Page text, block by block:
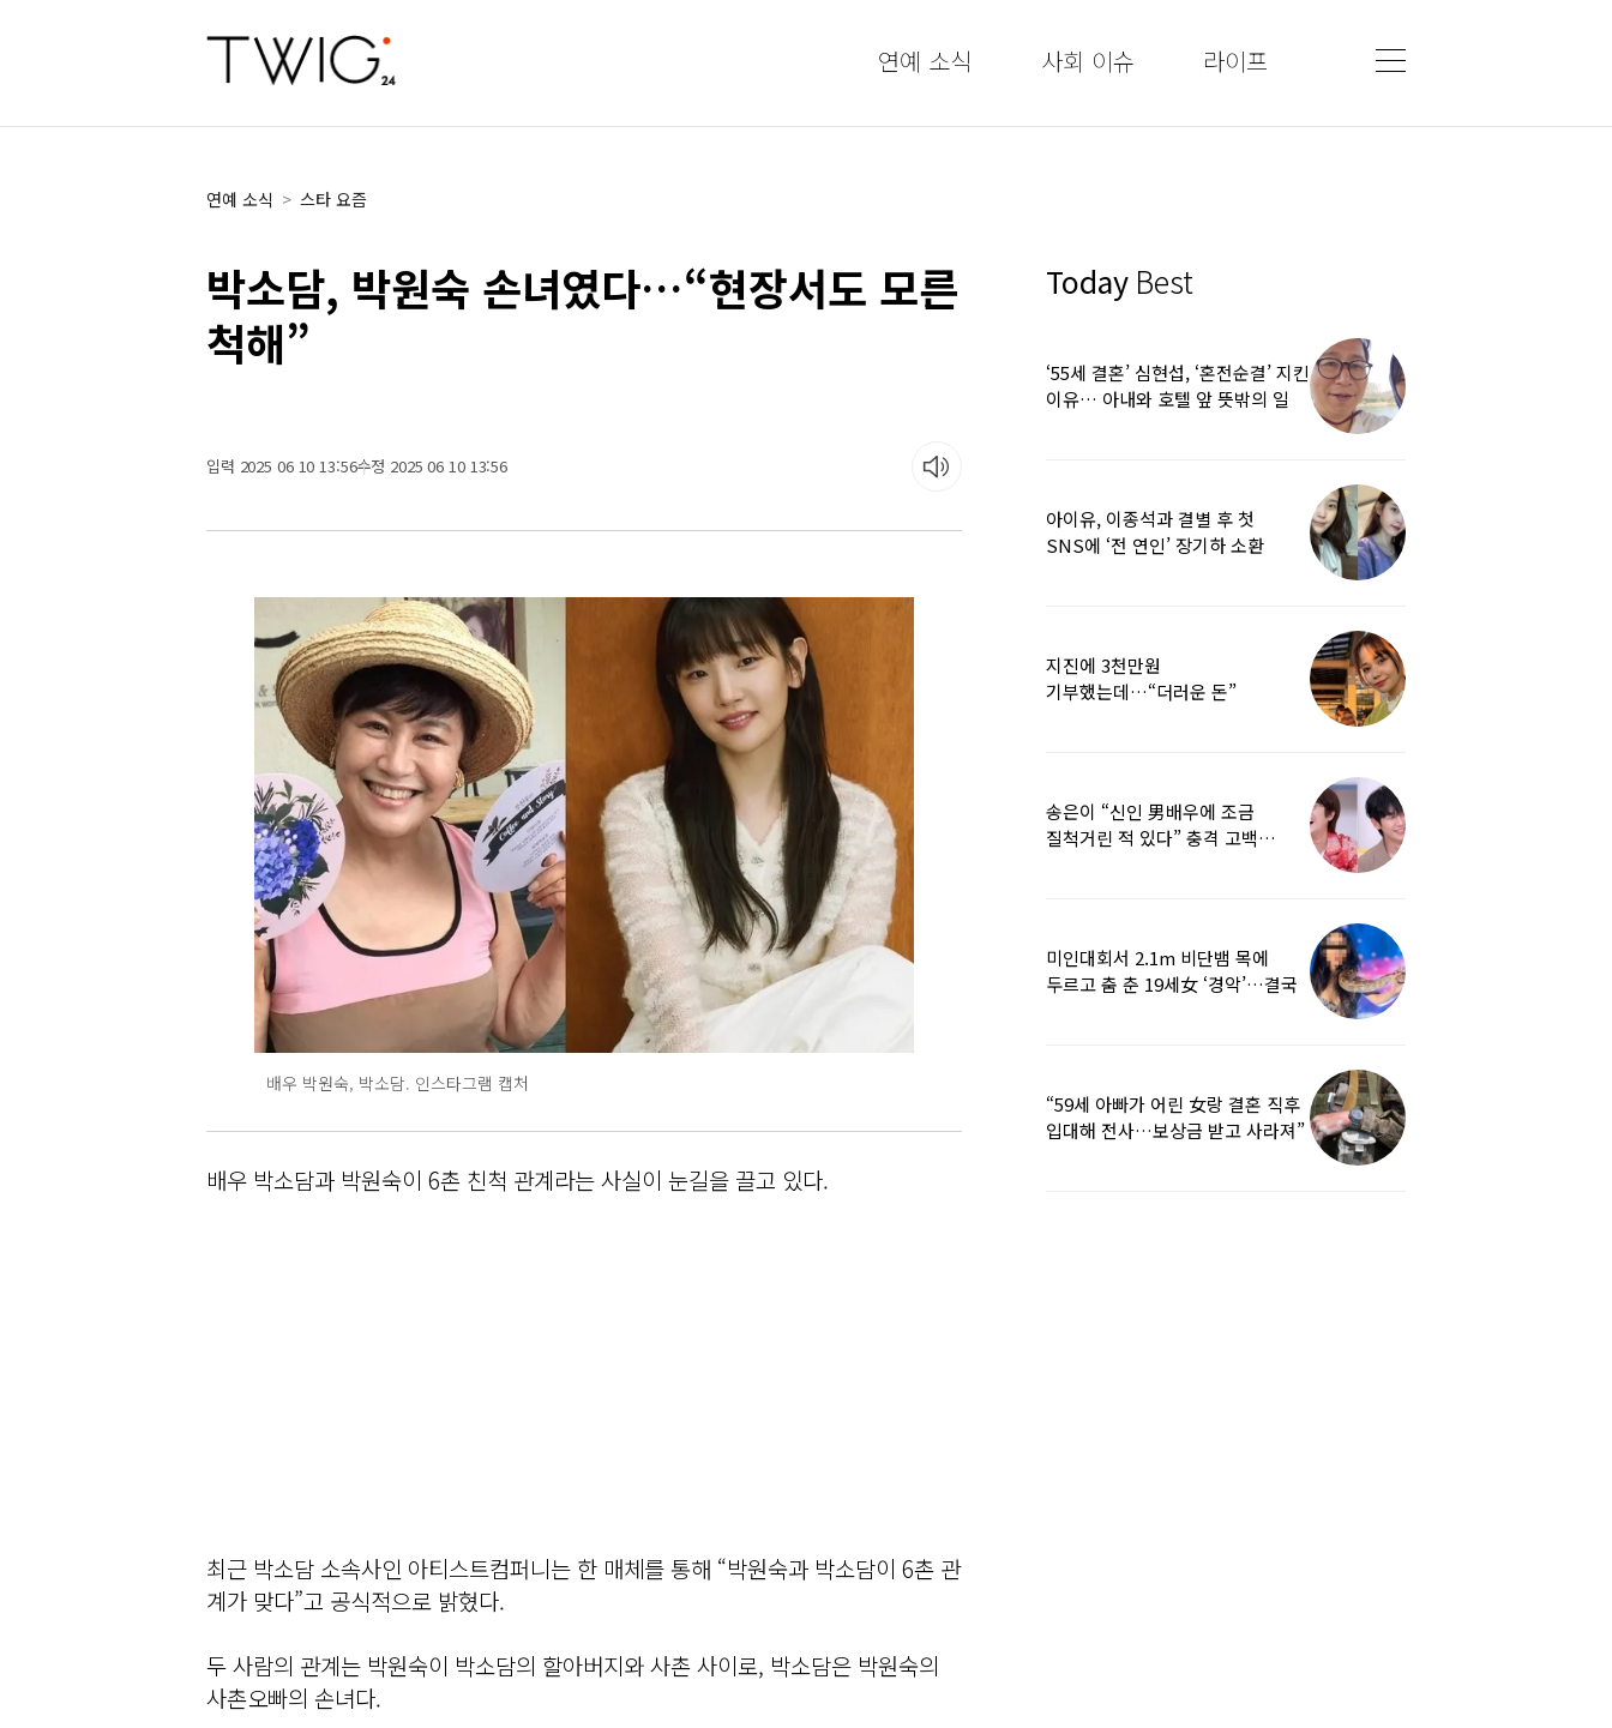
연예 소식 사회 이슈 라이프
연예 소식 > 스타 요즘
박소담, 박원숙 손녀였다…“현장서도 모른
척해”
입력 2025 06 10 13:56수정 2025 06 10 13:56
배우 박원숙, 박소담. 인스타그램 캡처
배우 박소담과 박원숙이 6촌 친척 관계라는 사실이 눈길을 끌고 있다.
최근 박소담 소속사인 아티스트컴퍼니는 한 매체를 통해 “박원숙과 박소담이 6촌 관
계가 맞다”고 공식적으로 밝혔다.
두 사람의 관계는 박원숙이 박소담의 할아버지와 사촌 사이로, 박소담은 박원숙의
사촌오빠의 손녀다.
Today Best
‘55세 결혼’ 심현섭, ‘혼전순결’ 지킨
이유… 아내와 호텔 앞 뜻밖의 일
아이유, 이종석과 결별 후 첫
SNS에 ‘전 연인’ 장기하 소환
지진에 3천만원
기부했는데…“더러운 돈”
송은이 “신인 男배우에 조금
질척거린 적 있다” 충격 고백…
미인대회서 2.1m 비단뱀 목에
두르고 춤 춘 19세女 ‘경악’…결국
“59세 아빠가 어린 女랑 결혼 직후
입대해 전사…보상금 받고 사라져”